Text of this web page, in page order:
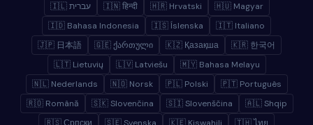
🇮🇱 עברית
🇮🇳 हिन्दी 🇭🇷 Hrvatski
🇭🇺 Magyar
🇮🇩 Bahasa Indonesia
🇮🇸 Íslenska
🇮🇹 Italiano
🇯🇵 日本語
🇬🇪 ქართული 🇰🇿 Қазақша
🇰🇷 한국어
🇱🇹 Lietuvių
🇱🇻 Latviešu
🇲🇾 Bahasa Melayu
🇳🇱 Nederlands
🇳🇴 Norsk 🇵🇱 Polski
🇵🇹 Português
🇷🇴 Română
🇸🇰 Slovenčina 🇸🇮 Slovenščina
🇦🇱 Shqip